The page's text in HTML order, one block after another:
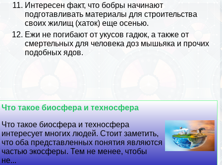
Интересен факт, что бобры начинают
подготавливать материалы для строительства
своих жилищ (хаток) еще осенью.
Ежи не погибают от укусов гадюк, а также от
cмepтельных для человека доз мышьяка и прочих
подобных ядов.
Что такое биосфера и техносфера
Что такое биосфера и техносфера
интересует многих людей. Стоит заметить,
что оба представленных понятия являются
частью экосферы. Тем не менее, чтобы
не...